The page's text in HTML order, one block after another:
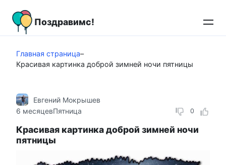
контенту
Поздравимс!
Главная страница–
Красивая картинка доброй зимней ночи пятницы
0
Евгений Мокрышев
6 месяцевПятница
Красивая картинка доброй зимней ночи
пятницы